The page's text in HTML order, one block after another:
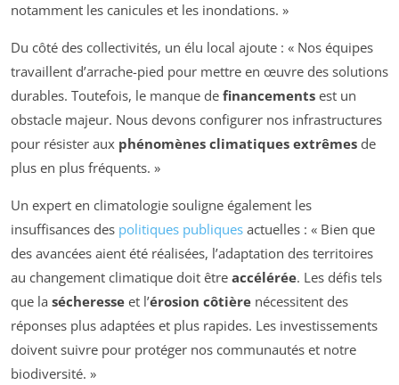
notamment les canicules et les inondations. »
Du côté des collectivités, un élu local ajoute : « Nos équipes
travaillent d’arrache-pied pour mettre en œuvre des solutions
durables. Toutefois, le manque de financements est un
obstacle majeur. Nous devons configurer nos infrastructures
pour résister aux phénomènes climatiques extrêmes de
plus en plus fréquents. »
Un expert en climatologie souligne également les
insuffisances des politiques publiques actuelles : « Bien que
des avancées aient été réalisées, l’adaptation des territoires
au changement climatique doit être accélérée. Les défis tels
que la sécheresse et l’érosion côtière nécessitent des
réponses plus adaptées et plus rapides. Les investissements
doivent suivre pour protéger nos communautés et notre
biodiversité. »